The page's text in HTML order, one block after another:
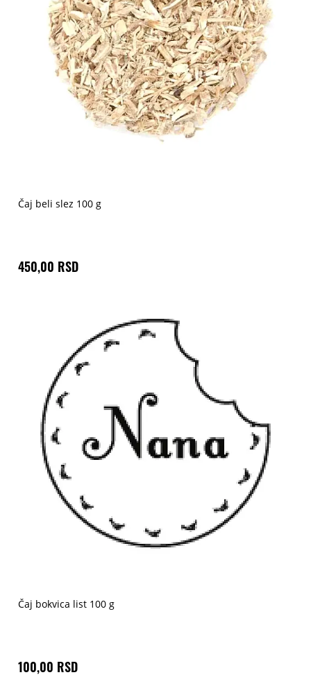
Čaj beli slez 100 g
450,00 RSD
Čaj bokvica list 100 g
100,00 RSD